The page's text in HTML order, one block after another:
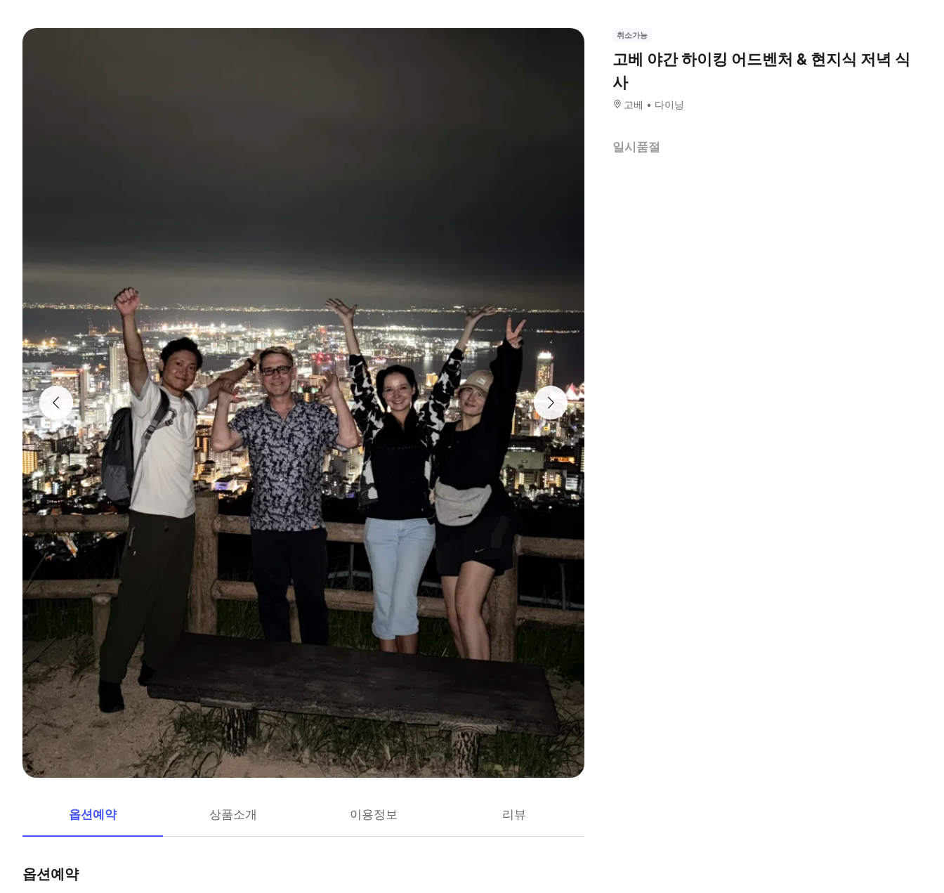
옵션예약 상품소개 이용정보 리뷰
옵션예약
취소가능
고베 야간 하이킹 어드벤처 & 현지식 저녁 식
사
고베 다이닝
일시품절